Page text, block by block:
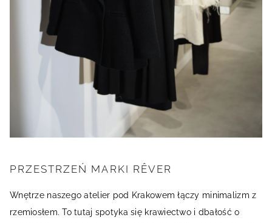
PRZESTRZEŃ MARKI RÊVER
Wnętrze naszego atelier pod Krakowem łączy minimalizm z
rzemiosłem. To tutaj spotyka się krawiectwo i dbałość o